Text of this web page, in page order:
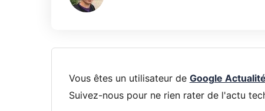
Vous êtes un utilisateur de Google
Suivez-nous pour ne rien rater de l'actu